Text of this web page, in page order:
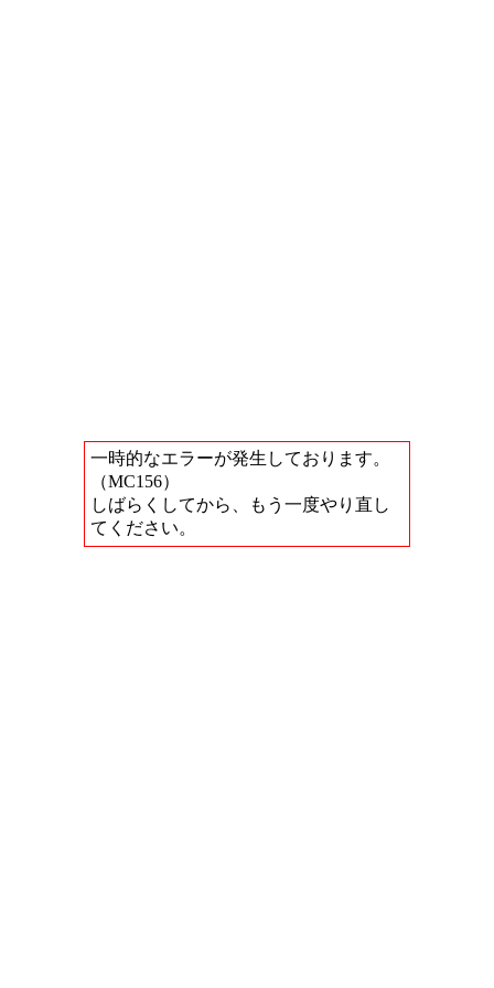
一時的なエラーが発生しております。
（MC156）
しばらくしてから、もう一度やり直し
てください。